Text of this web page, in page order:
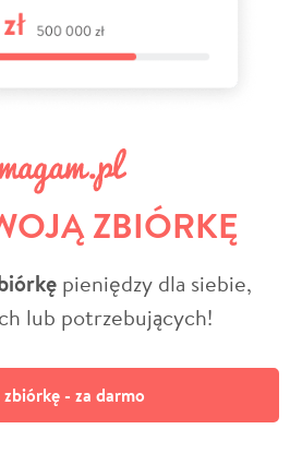
ZBIÓRKĘ
pieniędzy dla siebie,
lub potrzebujących!
- za darmo